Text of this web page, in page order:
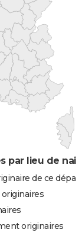
par lieu de
de ce
originaires